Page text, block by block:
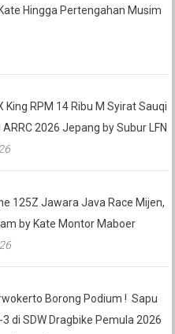
Hingga Pertengahan Musim
King RPM 14 Ribu M Syirat Sauqi
2026 Jepang by Subur LFN
125Z Jawara Java Race Mijen,
by Kate Montor Maboer
Borong Podium ! Sapu
di SDW Dragbike Pemula 2026